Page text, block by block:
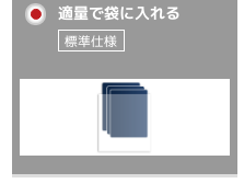
適量で袋に入れる
標準仕様